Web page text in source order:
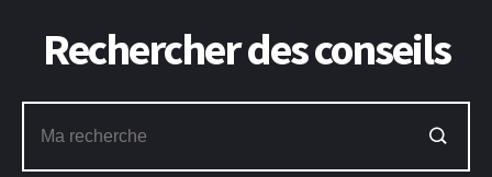
Rechercher des conseils